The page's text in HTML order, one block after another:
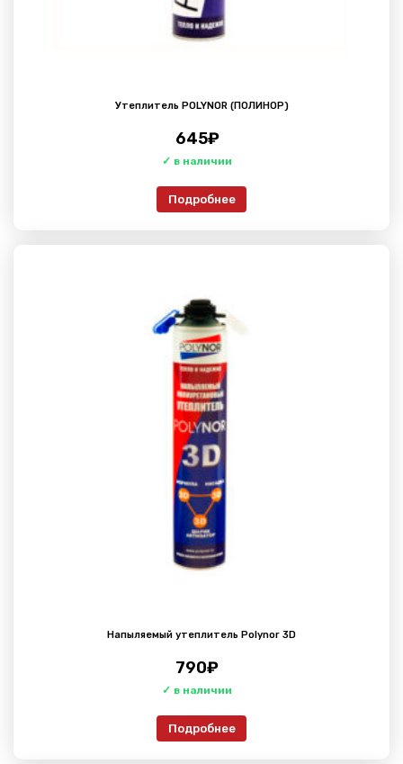
Утеплитель POLYNOR (ПОЛИНОР)
645₽
Подробнее
Напыляемый утеплитель Polynor 3D
790₽
Подробнее